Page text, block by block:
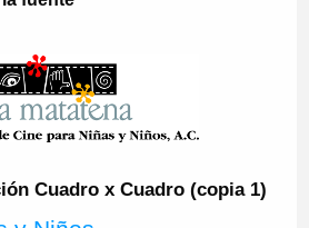
Cuadro x Cuadro (copia 1)